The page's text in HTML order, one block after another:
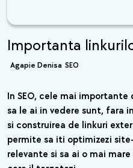
Importanta
Agapie Denisa SEO
In SEO, cele mai
sa le ai in vedere sunt, fara
si construirea de linkuri
permite sa iti optimizezi
relevante si sa ai o mai